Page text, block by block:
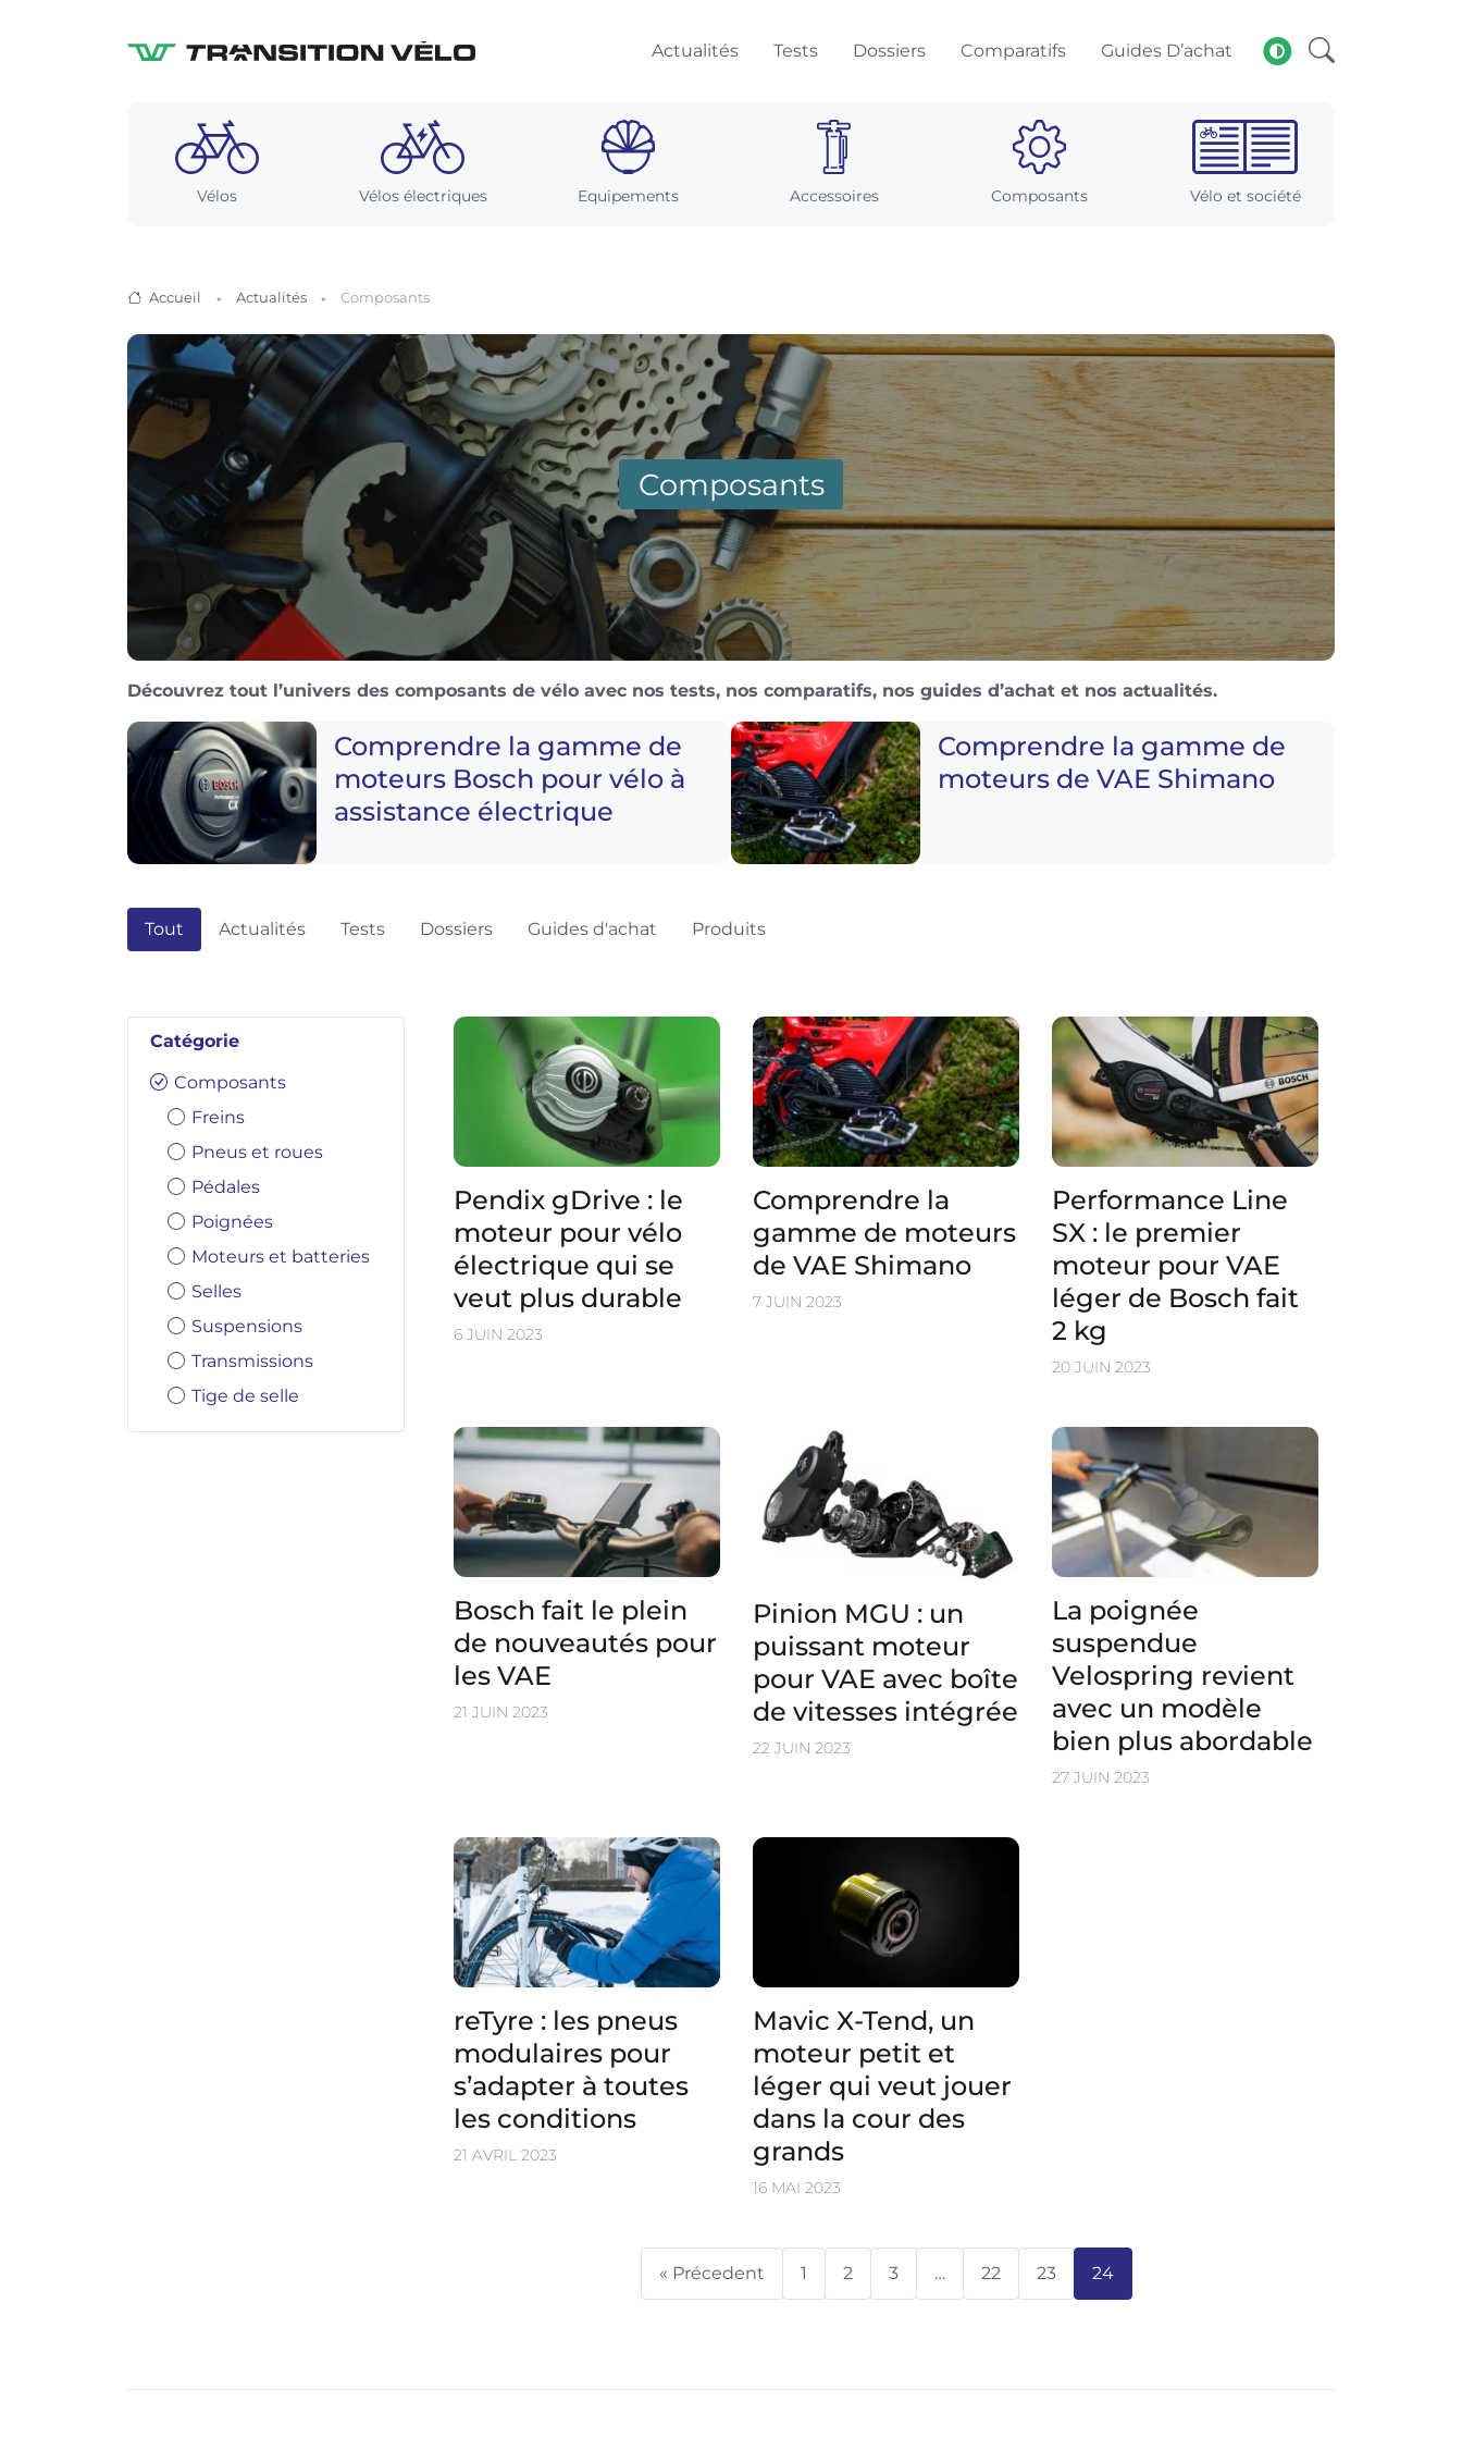
Actualités Tests Dossiers Comparatifs Guides D’achat
Vélos Vélos électriques Equipements Accessoires Composants Vélo et société
Accueil Actualités Composants
Composants
Découvrez tout l’univers des composants de vélo avec nos tests, nos comparatifs, nos guides d’achat et nos actualités.
Comprendre la gamme de
moteurs Bosch pour vélo à
assistance électrique
Comprendre la gamme de
moteurs de VAE Shimano
Tout Actualités Tests Dossiers Guides d'achat Produits
Catégorie
Composants
Freins
Pneus et roues
Pédales
Poignées
Moteurs et batteries
Selles
Suspensions
Transmissions
Tige de selle
Pendix gDrive : le
moteur pour vélo
électrique qui se
veut plus durable
6 JUIN 2023
Comprendre la
gamme de moteurs
de VAE Shimano
7 JUIN 2023
Performance Line
SX : le premier
moteur pour VAE
léger de Bosch fait
2 kg
20 JUIN 2023
Bosch fait le plein
de nouveautés pour
les VAE
21 JUIN 2023
Pinion MGU : un
puissant moteur
pour VAE avec boîte
de vitesses intégrée
22 JUIN 2023
La poignée
suspendue
Velospring revient
avec un modèle
bien plus abordable
27 JUIN 2023
reTyre : les pneus
modulaires pour
s’adapter à toutes
les conditions
21 AVRIL 2023
Mavic X-Tend, un
moteur petit et
léger qui veut jouer
dans la cour des
grands
16 MAI 2023
« Précedent 1 2 3 … 22 23 24